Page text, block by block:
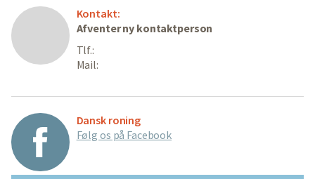
Kontakt:
Afventer ny kontaktperson
Tlf.:
Mail:
Dansk roning
Følg os på Facebook